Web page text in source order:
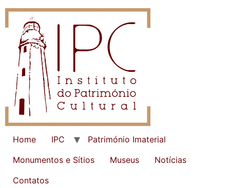
Home IPC
Património Imaterial
Monumentos e Sítios
Museus
Notícias
Contatos